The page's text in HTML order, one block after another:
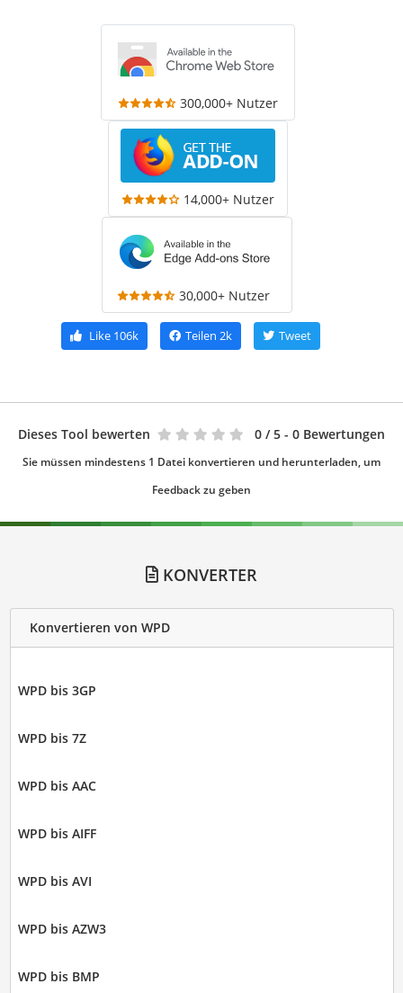
300,000+ Nutzer
14,000+ Nutzer
30,000+ Nutzer
Like 106k Teilen 2k Tweet
Dieses Tool bewerten 0 / 5 - 0 Bewertungen
Sie müssen mindestens 1 Datei konvertieren und herunterladen, um
Feedback zu geben
KONVERTER
Konvertieren von WPD
WPD bis 3GP
WPD bis 7Z
WPD bis AAC
WPD bis AIFF
WPD bis AVI
WPD bis AZW3
WPD bis BMP